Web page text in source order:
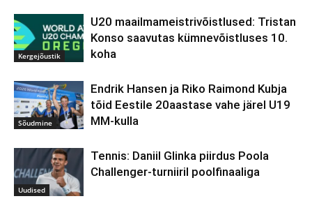
Kergejõustik
U20 maailmameistrivõistlused: Tristan
Konso saavutas kümnevõistluses 10.
koha
Sõudmine
Endrik Hansen ja Riko Raimond Kubja
tõid Eestile 20aastase vahe järel U19
MM-kulla
Uudised
Tennis: Daniil Glinka piirdus Poola
Challenger-turniiril poolfinaaliga